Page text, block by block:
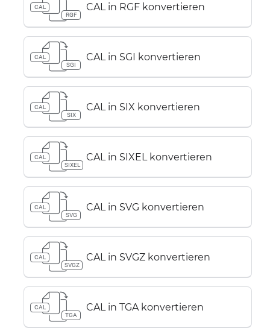
CAL
RGF
CAL in RGF konvertieren
CAL
SGI
CAL in SGI konvertieren
CAL
SIX
CAL in SIX konvertieren
CAL
SIXEL
CAL in SIXEL konvertieren
CAL
SVG
CAL in SVG konvertieren
CAL
SVGZ
CAL in SVGZ konvertieren
CAL
TGA
CAL in TGA konvertieren